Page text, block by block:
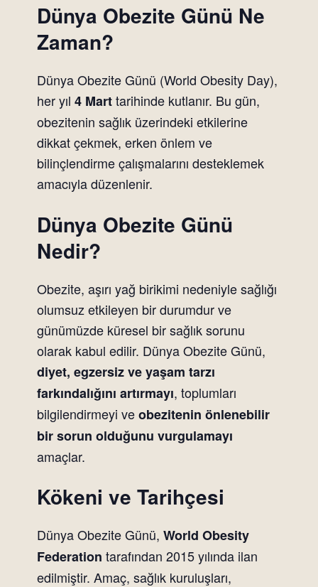
Dünya Obezite Günü Ne
Zaman?
Dünya Obezite Günü (World Obesity Day),
her yıl 4 Marttarihinde kutlanır. Bu gün,
obezitenin sağlık üzerindeki etkilerine
dikkat çekmek, erken önlem ve
bilinçlendirme çalışmalarını desteklemek
amacıyla düzenlenir.
Dünya Obezite Günü
Nedir?
Obezite, aşırı yağ birikimi nedeniyle sağlığı
olumsuz etkileyen bir durumdur ve
günümüzde küresel bir sağlık sorunu
olarak kabul edilir. Dünya Obezite Günü,
diyet, egzersiz ve yaşam tarzı
farkındalığını artırmayı, toplumları
bilgilendirmeyi veobezitenin önlenebilir
bir sorun olduğunu vurgulamayı
amaçlar.
Kökeni ve Tarihçesi
Dünya Obezite Günü, World Obesity
Federation tarafından 2015 yılında ilan
edilmiştir. Amaç, sağlık kuruluşları,